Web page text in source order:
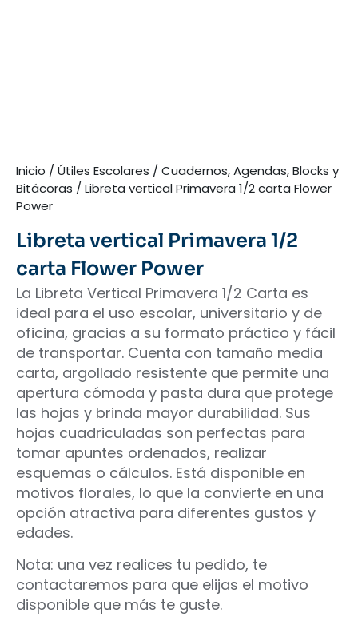
Inicio / Útiles Escolares / Cuadernos, Agendas, Blocks y
Bitácoras / Libreta vertical Primavera 1/2 carta Flower
Power
Libreta vertical Primavera 1/2
carta Flower Power
La Libreta Vertical Primavera 1/2 Carta es
ideal para el uso escolar, universitario y de
oficina, gracias a su formato práctico y fácil
de transportar. Cuenta con tamaño media
carta, argollado resistente que permite una
apertura cómoda y pasta dura que protege
las hojas y brinda mayor durabilidad. Sus
hojas cuadriculadas son perfectas para
tomar apuntes ordenados, realizar
esquemas o cálculos. Está disponible en
motivos florales, lo que la convierte en una
opción atractiva para diferentes gustos y
edades.
Nota: una vez realices tu pedido, te
contactaremos para que elijas el motivo
disponible que más te guste.